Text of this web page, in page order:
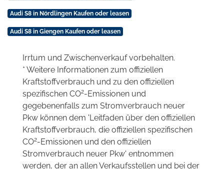
Audi S8 in Nördlingen Kaufen oder leasen
Audi S8 in Giengen Kaufen oder leasen
Irrtum und Zwischenverkauf vorbehalten.
* Weitere Informationen zum offiziellen
Kraftstoffverbrauch und zu den offiziellen
spezifischen CO2-Emissionen und
gegebenenfalls zum Stromverbrauch neuer
Pkw können dem 'Leitfaden über den offiziellen
Kraftstoffverbrauch, die offiziellen spezifischen
CO2-Emissionen und den offiziellen
Stromverbrauch neuer Pkw' entnommen
werden, der an allen Verkaufsstellen und bei der